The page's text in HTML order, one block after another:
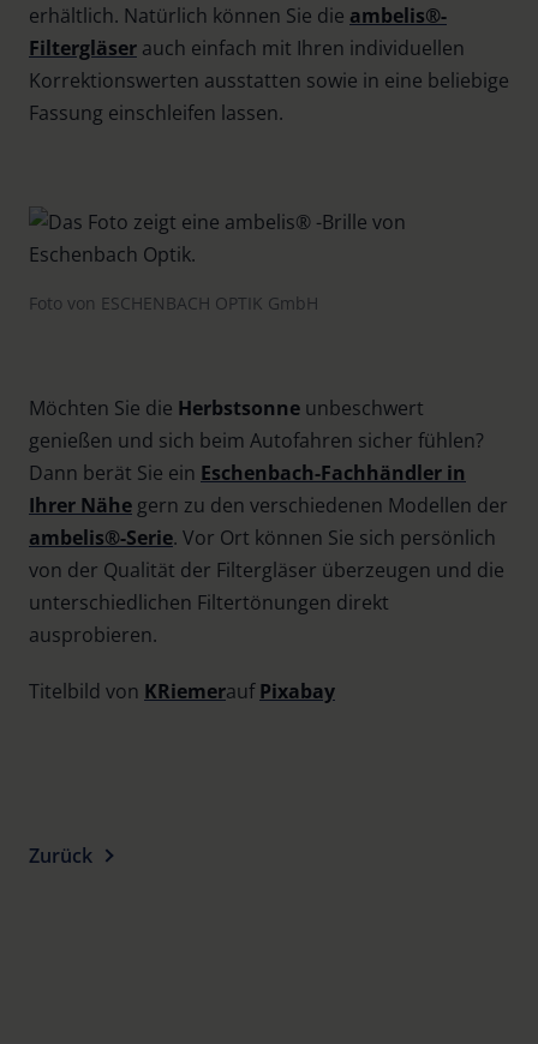
erhältlich. Natürlich können Sie die ambelis®-
Filtergläser auch einfach mit Ihren individuellen
Korrektionswerten ausstatten sowie in eine beliebige
Fassung einschleifen lassen.
Foto von ESCHENBACH OPTIK GmbH
Möchten Sie die Herbstsonne unbeschwert
genießen und sich beim Autofahren sicher fühlen?
Dann berät Sie ein Eschenbach-Fachhändler in
Ihrer Nähe gern zu den verschiedenen Modellen der
ambelis®-Serie. Vor Ort können Sie sich persönlich
von der Qualität der Filtergläser überzeugen und die
unterschiedlichen Filtertönungen direkt
ausprobieren.
Titelbild von KRiemeraufPixabay
Zurück